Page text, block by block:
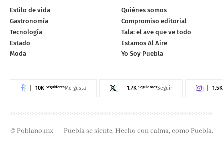
Estilo de vida
Gastronomía
Tecnología
Estado
Moda
Quiénes somos
Compromiso editorial
Tala: el ave que ve todo
Estamos Al Aire
Yo Soy Puebla
10K SeguidoresMe gusta 1.7K SeguidoresSeguir 1.5K
© Poblano.mx — Puebla se siente. Hecho con calma, como Puebla.